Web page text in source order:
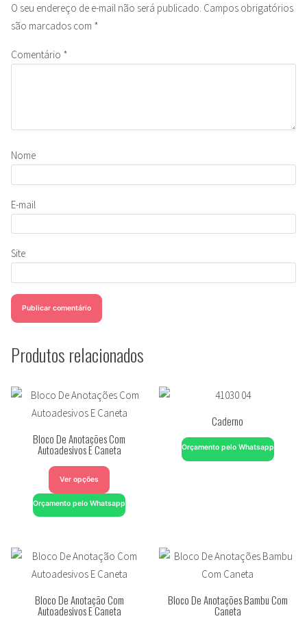
O seu endereço de e-mail não será publicado. Campos obrigatórios
são marcados com *
Comentário *
Nome
E-mail
Site
Produtos relacionados
Bloco De Anotações Com
Autoadesivos E Caneta
Ver opções
Orçamento pelo Whatsapp
Caderno
Orçamento pelo Whatsapp
Bloco De Anotação Com
Autoadesivos E Caneta
Bloco De Anotações Bambu Com
Caneta